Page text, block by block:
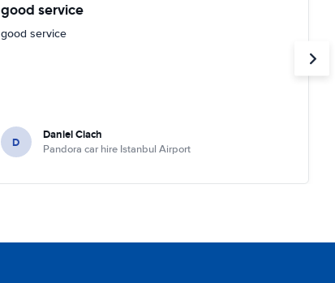
good service
good service
D Daniel Ciach
Pandora car hire Istanbul Airport